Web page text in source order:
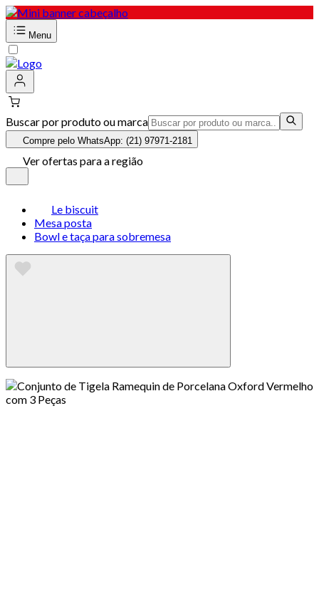
Menu
Buscar por produto ou marca
Compre pelo WhatsApp: (21) 97971-2181
Ver ofertas para a região
Le biscuit
Mesa posta
Bowl e taça para sobremesa